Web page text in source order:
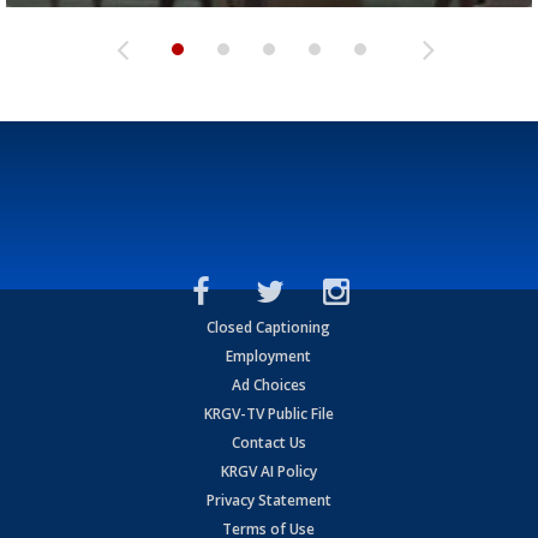
Closed Captioning
Employment
Ad Choices
KRGV-TV Public File
Contact Us
KRGV AI Policy
Privacy Statement
Terms of Use